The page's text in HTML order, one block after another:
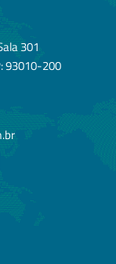
301
93010-200